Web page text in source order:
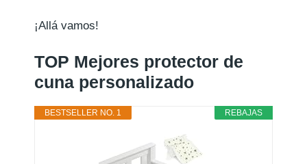
¡Allá vamos!
TOP Mejores protector de
cuna personalizado
REBAJAS
BESTSELLER NO. 1